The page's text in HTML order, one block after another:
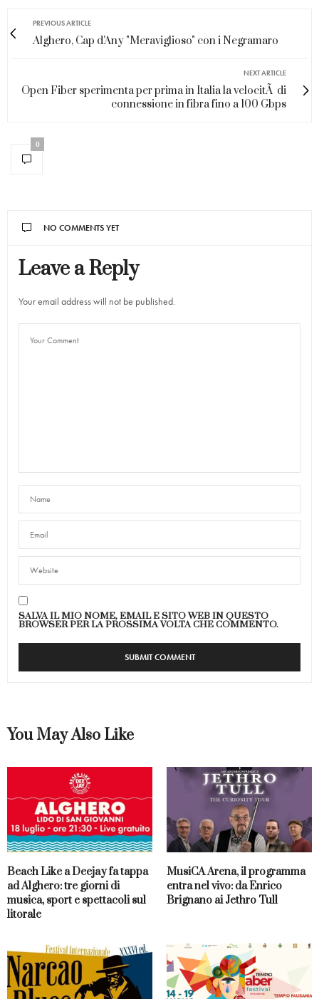
PREVIOUS ARTICLE
Alghero, Cap d'Any "Meraviglioso" con i Negramaro
NEXT ARTICLE
Open Fiber sperimenta per prima in Italia la velocitÃ di
connessione in fibra fino a 100 Gbps
0
NO COMMENTS YET
Leave a Reply
Your email address will not be published.
SALVA IL MIO NOME, EMAIL E SITO WEB IN QUESTO
BROWSER PER LA PROSSIMA VOLTA CHE COMMENTO.
You May Also Like
Beach Like a Deejay fa tappa
ad Alghero: tre giorni di
musica, sport e spettacoli sul
litorale
MusiCA Arena, il programma
entra nel vivo: da Enrico
Brignano ai Jethro Tull